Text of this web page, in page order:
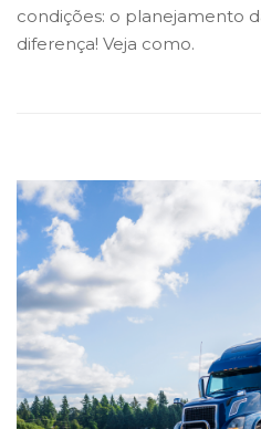
condições: o planejamento
diferença! Veja como.